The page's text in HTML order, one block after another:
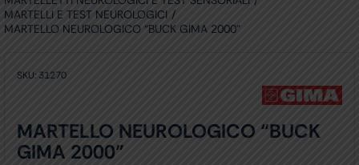
MARTELLI E TEST NEUROLOGICI
MARTELLO NEUROLOGICO “BUCK GIMA 2000”
SKU: 31270
MARTELLO NEUROLOGICO “BUCK
GIMA 2000”